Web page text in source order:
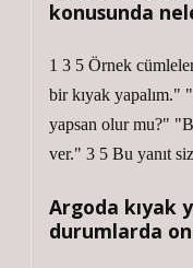
konusunda
1 3 5 Örnek
bir kıyak yapalım."
yapsan olur mu?"
ver." 3 5 Bu yanıt
Argoda kıyak
durumlarda